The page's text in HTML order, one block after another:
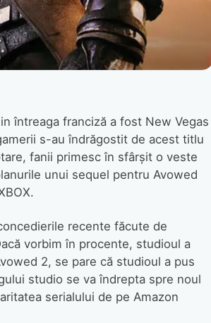
întreaga franciză a fost New Vegas
s-au îndrăgostit de acest titlu
fanii primesc în sfârșit o veste
unui sequel pentru Avowed
recente făcute de
vorbim în procente, studioul a
2, se pare că studioul a pus
studio se va îndrepta spre noul
serialului de pe Amazon